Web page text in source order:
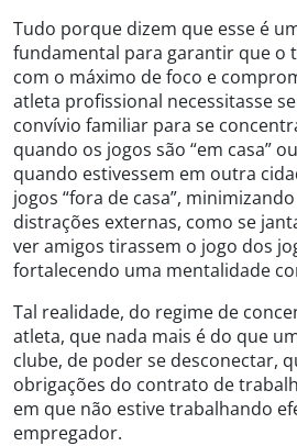
Tudo porque dizem que esse é
fundamental para garantir que o
com o máximo de foco e
atleta profissional necessitasse
convívio familiar para se
quando os jogos são “em casa”
quando estivessem em outra
jogos “fora de casa”,
distrações externas, como se
ver amigos tirassem o jogo dos
fortalecendo uma mentalidade
Tal realidade, do regime de
atleta, que nada mais é do que
clube, de poder se desconectar,
obrigações do contrato de
em que não estive trabalhando
empregador.